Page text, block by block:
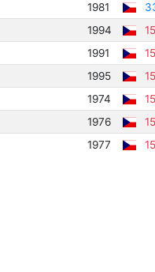
1981
1994
1991
1995
1974
1976
1977